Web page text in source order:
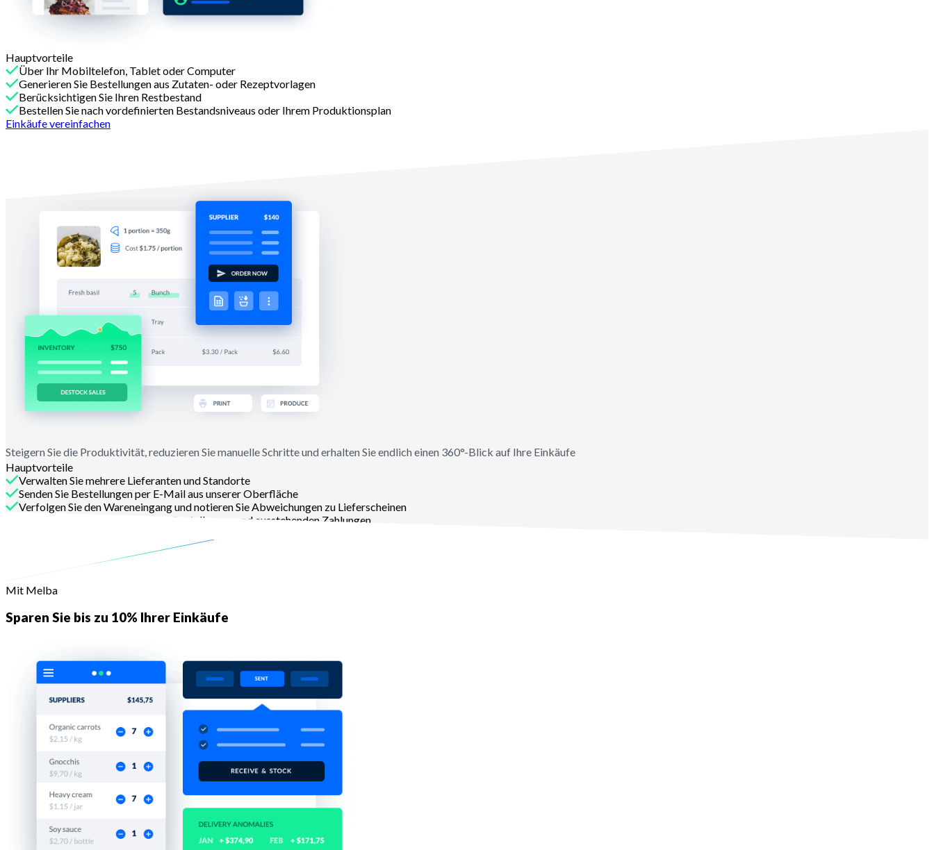
Hauptvorteile
Über Ihr Mobiltelefon, Tablet oder Computer
Generieren Sie Bestellungen aus Zutaten- oder Rezeptvorlagen
Berücksichtigen Sie Ihren Restbestand
Bestellen Sie nach vordefinierten Bestandsniveaus oder Ihrem Produktionsplan
Einkäufe vereinfachen
Steigern Sie die Produktivität, reduzieren Sie manuelle Schritte und erhalten Sie endlich einen 360°-Blick auf Ihre Einkäufe
Hauptvorteile
Verwalten Sie mehrere Lieferanten und Standorte
Senden Sie Bestellungen per E-Mail aus unserer Oberfläche
Verfolgen Sie den Wareneingang und notieren Sie Abweichungen zu Lieferscheinen
Identifizieren Sie den Status von Bestellungen und ausstehenden Zahlungen
Mit Melba
Sparen Sie bis zu 10% Ihrer Einkäufe